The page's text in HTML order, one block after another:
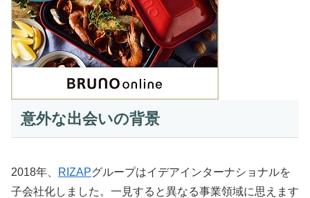
意外な出会いの背景
2018年、 RIZAPグループはイデアインターナショナルを
子会社化しました。一見すると異なる事業領域に思えます